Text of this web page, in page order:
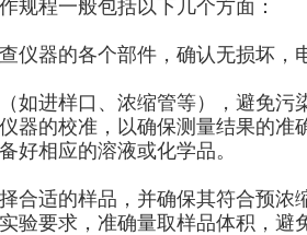
规程一般包括以下几个方面：
仪器的各个部件，确认无损坏，
如进样口、浓缩管等），避免污
器的校准，以确保测量结果的准
好相应的溶液或化学品。
合适的样品，并确保其符合预浓
验要求，准确量取样品体积，避